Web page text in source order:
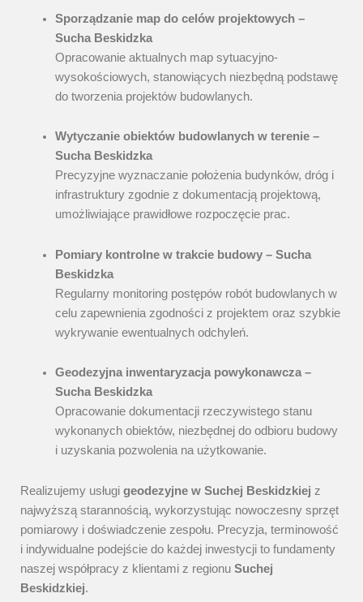
Sporządzanie map do celów projektowych –
Sucha Beskidzka
Opracowanie aktualnych map sytuacyjno-
wysokościowych, stanowiących niezbędną podstawę
do tworzenia projektów budowlanych.
Wytyczanie obiektów budowlanych w terenie –
Sucha Beskidzka
Precyzyjne wyznaczanie położenia budynków, dróg i
infrastruktury zgodnie z dokumentacją projektową,
umożliwiające prawidłowe rozpoczęcie prac.
Pomiary kontrolne w trakcie budowy – Sucha
Beskidzka
Regularny monitoring postępów robót budowlanych w
celu zapewnienia zgodności z projektem oraz szybkie
wykrywanie ewentualnych odchyleń.
Geodezyjna inwentaryzacja powykonawcza –
Sucha Beskidzka
Opracowanie dokumentacji rzeczywistego stanu
wykonanych obiektów, niezbędnej do odbioru budowy
i uzyskania pozwolenia na użytkowanie.
Realizujemy usługi geodezyjne w Suchej Beskidzkiej z
najwyższą starannością, wykorzystując nowoczesny sprzęt
pomiarowy i doświadczenie zespołu. Precyzja, terminowość
i indywidualne podejście do każdej inwestycji to fundamenty
naszej współpracy z klientami z regionu Suchej
Beskidzkiej.